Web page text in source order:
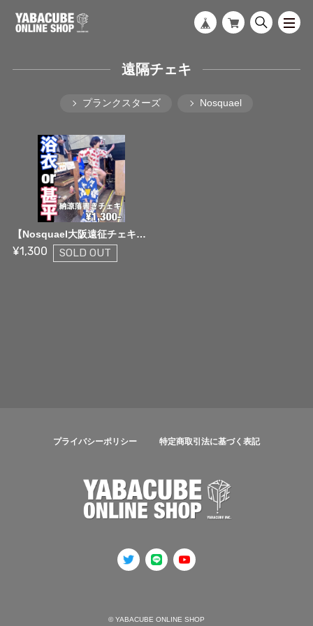
遠隔チェキ
プランクスターズ Nosquael
【Nosquael大阪遠征チェキ】浴衣 or 甚平 納涼落書きチェキ
¥1,300 SOLD OUT
プライバシーポリシー 特定商取引法に基づく表記
© YABACUBE ONLINE SHOP